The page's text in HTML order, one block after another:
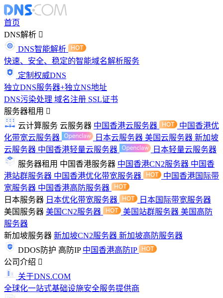
首页
DNS解析
DNS智能解析
快速、安全、稳定的智能域名解析服务
定制权威DNS
独立DNS服务器+独立NS地址
DNS污染处理 域名注册 SSL证书
服务器租用
云计算服务 云服务器 中国香港云服务器
中国香港优
化带宽云服务器
日本云服务器 美国云服务器 新加坡
云服务器 中国香港轻量云服务器
日本轻量云服务器
服务器租用 中国香港服务器 中国香港CN2服务器 中国香
港站群服务器 中国香港优化带宽服务器
中国香港国际带
宽服务器 中国香港高防服务器
日本服务器 日本优化带宽服务器
日本国际带宽服务器
美国服务器 美国CN2服务器 美国站群服务器 美国高防
服务器
新加坡服务器 新加坡CN2服务器 新加坡高防服务器
DDOS防护 高防IP 中国香港高防IP
公司介绍
关于DNS.COM
全球化一站式基础设施安全服务提供商